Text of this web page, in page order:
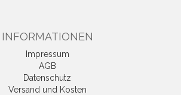
INFORMATIONEN
Impressum
AGB
Datenschutz
Versand und Kosten